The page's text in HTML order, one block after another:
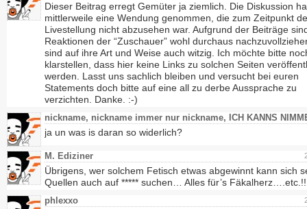
Dieser Beitrag erregt Gemüter ja ziemlich. Die Diskussion
mittlerweile eine Wendung genommen, die zum Zeitpunkt
Livestellung nicht abzusehen war. Aufgrund der Beiträge
Reaktionen der “Zuschauer” wohl durchaus
sind auf ihre Art und Weise auch witzig. Ich möchte bitte
klarstellen, dass hier keine Links zu solchen Seiten
werden. Lasst uns sachlich bleiben und versucht bei euren
Statements doch bitte auf eine all zu derbe Aussprache zu
verzichten. Danke. :-)
nickname, nickname immer nur nickname, ICH KANNS
ja un was is daran so widerlich?
M. Ediziner
Übrigens, wer solchem Fetisch etwas abgewinnt kann sich
Quellen auch auf ***** suchen… Alles für’s
phlexxo